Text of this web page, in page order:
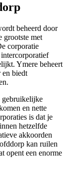
beheerd door
grootste met
corporatie
Ymere beheert
en biedt
gebruikelijke
en nette
is dat je
hetzelfde
akkoorden
kan ruilen
opent een enorme